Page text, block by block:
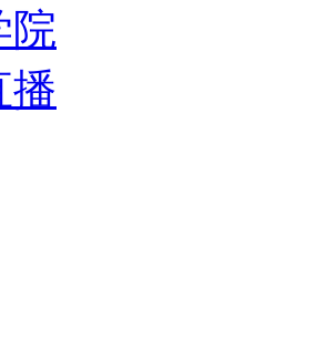
院
播